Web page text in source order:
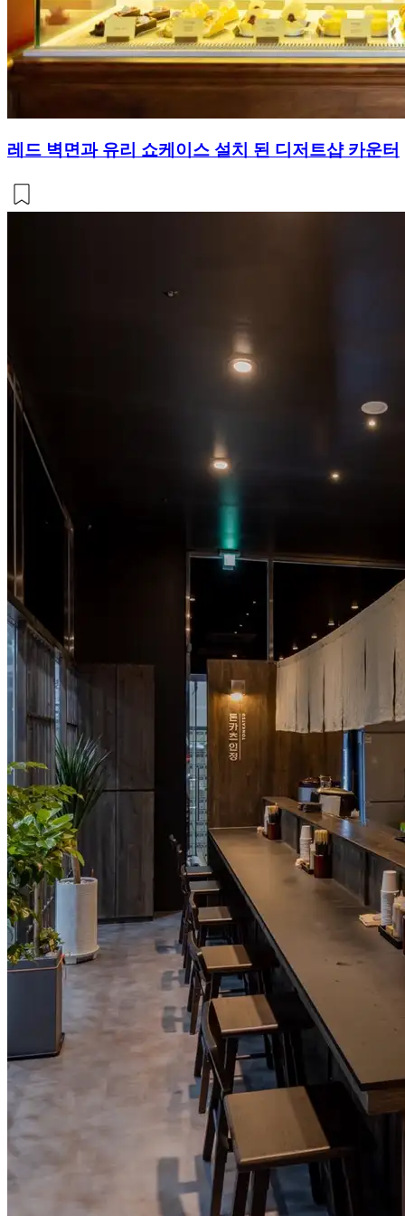
레드 벽면과 유리 쇼케이스 설치 된 디저트샵 카운터